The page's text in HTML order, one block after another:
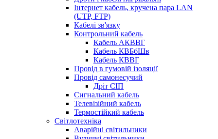
Інтернет кабель, кручена пара LAN
(UTP, FTP)
Кабелі зв'язку
Контрольний кабель
Кабель АКВВГ
Кабель КВБбШв
Кабель КВВГ
Провід в гумовій ізоляції
Провід самонесучий
Дріт СІП
Сигнальний кабель
Телевізійний кабель
Термостійкий кабель
Світлотехніка
Аварійні світильники